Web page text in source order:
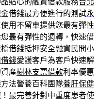
借錢最方便進行的測試永
用不留車提供您最有彈性
最有彈性的週轉，快速借
借錢抵押安全融資民間小
錢愛護客戶為客戶快速解
產樹林支票借款利率優惠
法營養百科團隊養肝保健
最完善針對中重度患者使